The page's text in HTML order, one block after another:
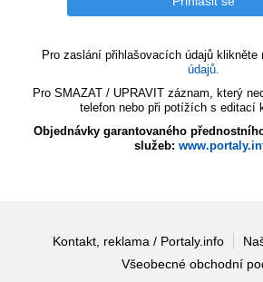
Pro zaslání přihlašovacích údajů klikněte
údajů.
Pro SMAZAT / UPRAVIT záznam, který
telefon nebo při potížích s editací
Objednávky garantovaného
služeb:
Kontakt, reklama / Portaly.info
Všeobecné obchodní